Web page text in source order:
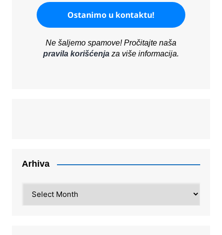
Ne šaljemo spamove! Pročitajte naša
pravila korišćenjaza više informacija.
Arhiva